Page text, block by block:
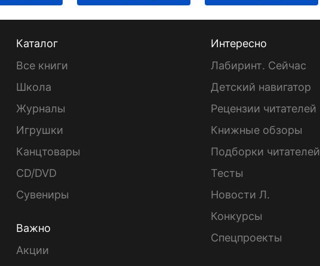
Каталог
Все книги
Школа
Журналы
Игрушки
Канцтовары
CD/DVD
Сувениры
Важно
Акции
Интересно
Лабиринт. Сейчас
Детский навигатор
Рецензии читателей
Книжные обзоры
Подборки читателей
Тесты
Новости Л.
Конкурсы
Спецпроекты